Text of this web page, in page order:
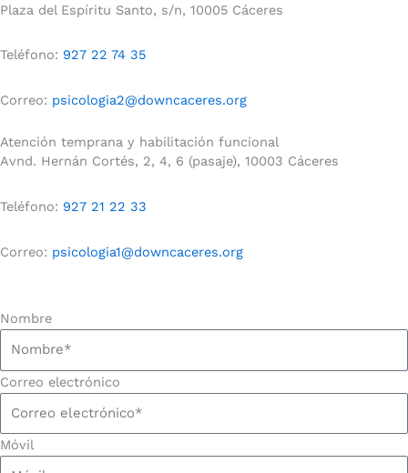
Plaza del Espíritu Santo, s/n, 10005 Cáceres
Teléfono: 927 22 74 35
Correo: psicologia2@downcaceres.org
Atención temprana y habilitación funcional
Avnd. Hernán Cortés, 2, 4, 6 (pasaje), 10003 Cáceres
Teléfono: 927 21 22 33
Correo: psicologia1@downcaceres.org
Nombre
Correo electrónico
Móvil